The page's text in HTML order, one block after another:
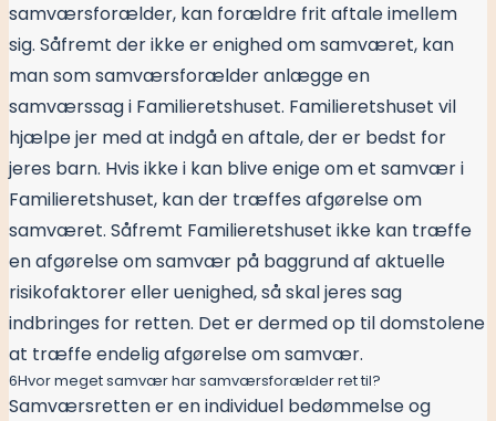
samværsforælder, kan forældre frit aftale imellem
sig. Såfremt der ikke er enighed om samværet, kan
man som samværsforælder anlægge en
samværssag i Familieretshuset. Familieretshuset vil
hjælpe jer med at indgå en aftale, der er bedst for
jeres barn. Hvis ikke i kan blive enige om et samvær i
Familieretshuset, kan der træffes afgørelse om
samværet. Såfremt Familieretshuset ikke kan træffe
en afgørelse om samvær på baggrund af aktuelle
risikofaktorer eller uenighed, så skal jeres sag
indbringes for retten. Det er dermed op til domstolene
at træffe endelig afgørelse om samvær.
6Hvor meget samvær har samværsforælder ret til?
Samværsretten er en individuel bedømmelse og